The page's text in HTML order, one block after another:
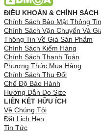
ĐIỀU KHOẢN & CHÍNH SÁCH
Chính Sách Bảo Mật Thông Tin
Chính Sách Vận Chuyển Và
Thông Tin Về Giá Sản Phẩm
Chính Sách Kiểm Hàng
Chính Sách Thanh Toán
Phương Thức Mua Hàng
Chính Sách Thu Đổi
Chế Độ Bảo Hành
Hướng Dẫn Đo Size
LIÊN KẾT HỮU ÍCH
Về Chúng Tôi
Đặt Lịch Hẹn
Tin Tức